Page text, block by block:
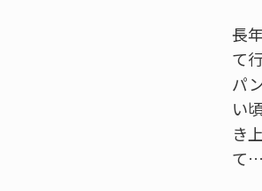
長
て
パ
い
き
て…